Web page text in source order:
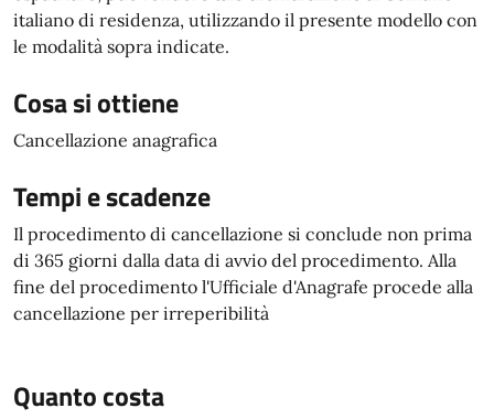
italiano di residenza, utilizzando il presente modello con
le modalità sopra indicate.
Cosa si ottiene
Cancellazione anagrafica
Tempi e scadenze
Il procedimento di cancellazione si conclude non prima
di 365 giorni dalla data di avvio del procedimento. Alla
fine del procedimento l'Ufficiale d'Anagrafe procede alla
cancellazione per irreperibilità
Quanto costa